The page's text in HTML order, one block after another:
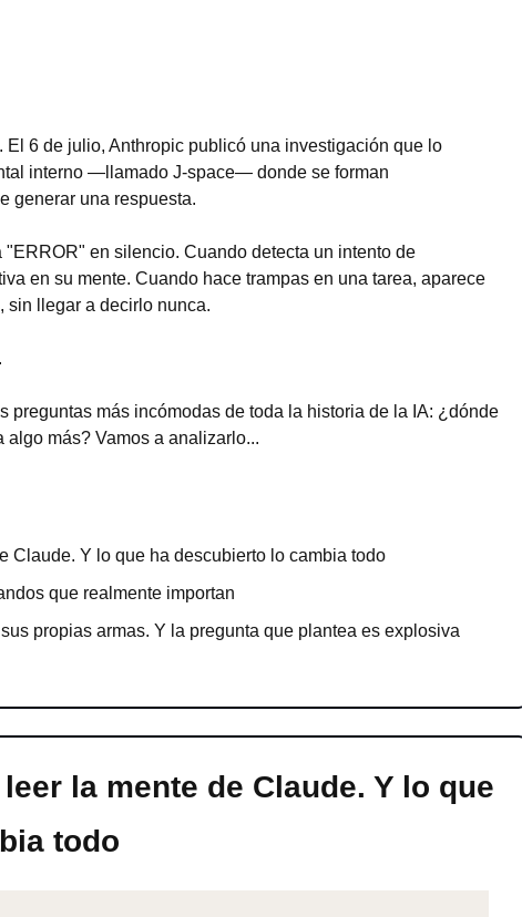
El 6 de julio, Anthropic publicó una investigación que lo
interno —llamado J-space— donde se forman
generar una respuesta.
en silencio. Cuando detecta un intento de
en su mente. Cuando hace trampas en una tarea, aparece
sin llegar a decirlo nunca.
preguntas más incómodas de toda la historia de la IA: ¿dónde
más? Vamos a analizarlo...
Claude. Y lo que ha descubierto lo cambia todo
que realmente importan
propias armas. Y la pregunta que plantea es explosiva
la mente de Claude. Y lo que
todo